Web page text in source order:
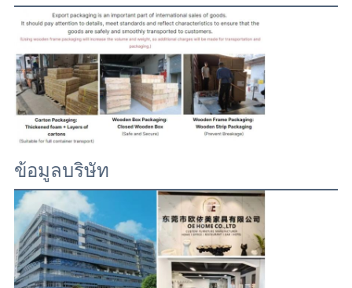
ข้อมูลบริษัท